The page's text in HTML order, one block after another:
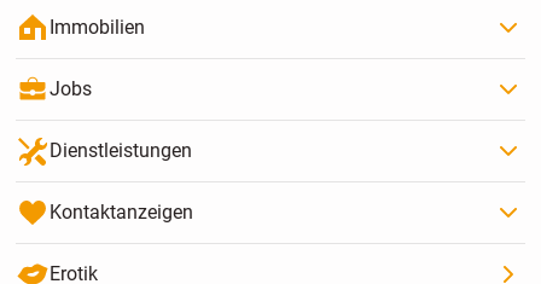
Immobilien
Jobs
Dienstleistungen
Kontaktanzeigen
Erotik